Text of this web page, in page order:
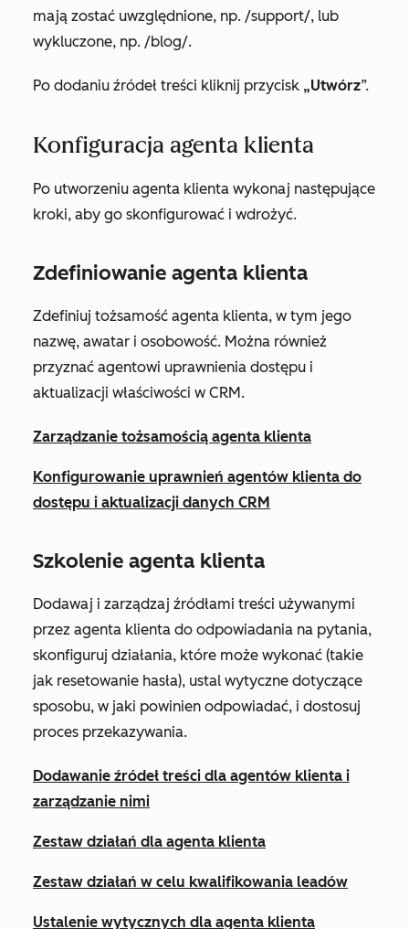
mają zostać uwzględnione, np. /support/, lub
wykluczone, np. /blog/.
Po dodaniu źródeł treści kliknij przycisk „Utwórz”.
Konfiguracja agenta klienta
Po utworzeniu agenta klienta wykonaj następujące
kroki, aby go skonfigurować i wdrożyć.
Zdefiniowanie agenta klienta
Zdefiniuj tożsamość agenta klienta, w tym jego
nazwę, awatar i osobowość. Można również
przyznać agentowi uprawnienia dostępu i
aktualizacji właściwości w CRM.
Zarządzanie tożsamością agenta klienta
Konfigurowanie uprawnień agentów klienta do
dostępu i aktualizacji danych CRM
Szkolenie agenta klienta
Dodawaj i zarządzaj źródłami treści używanymi
przez agenta klienta do odpowiadania na pytania,
skonfiguruj działania, które może wykonać (takie
jak resetowanie hasła), ustal wytyczne dotyczące
sposobu, w jaki powinien odpowiadać, i dostosuj
proces przekazywania.
Dodawanie źródeł treści dla agentów klienta i
zarządzanie nimi
Zestaw działań dla agenta klienta
Zestaw działań w celu kwalifikowania leadów
Ustalenie wytycznych dla agenta klienta